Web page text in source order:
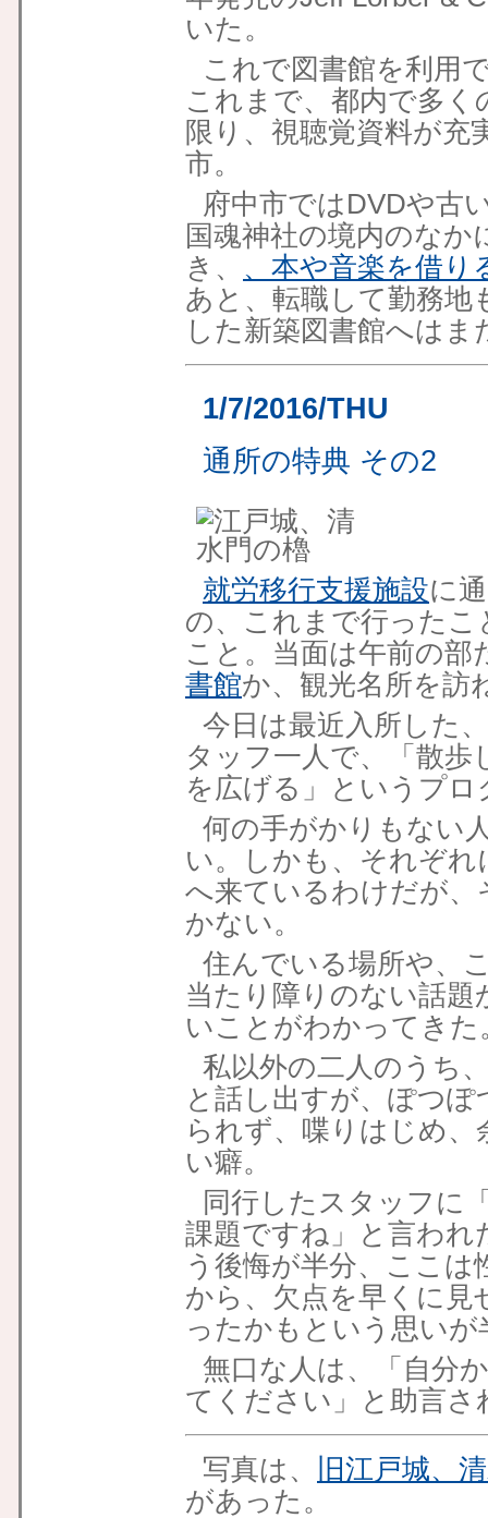
いた。
これで図書館を利用
これまで、都内で多く
限り、視聴覚資料が充
市。
府中市ではDVDや古
国魂神社の境内のな
き、 、本や音楽を借り
あと、転職して勤務地
した新築図書館へは
1/7/2016/THU
通所の特典 その2
就労移行支援施設に
の、これまで行ったこ
こと。当面は午前の
書館か、観光名所を訪
今日は最近入所した
タッフ一人で、「散歩
を広げる」というプ
何の手がかりもない
い。しかも、それぞ
へ来ているわけだが
かない。
住んでいる場所や、
当たり障りのない話
いことがわかってきた
私以外の二人のうち
と話し出すが、ぽつ
られず、喋りはじめ
い癖。
同行したスタッフに
課題ですね」と言わ
う後悔が半分、ここ
から、欠点を早くに
ったかもという思いが
無口な人は、「自分
てください」と助言さ
写真は、
旧江戸城、
があった。